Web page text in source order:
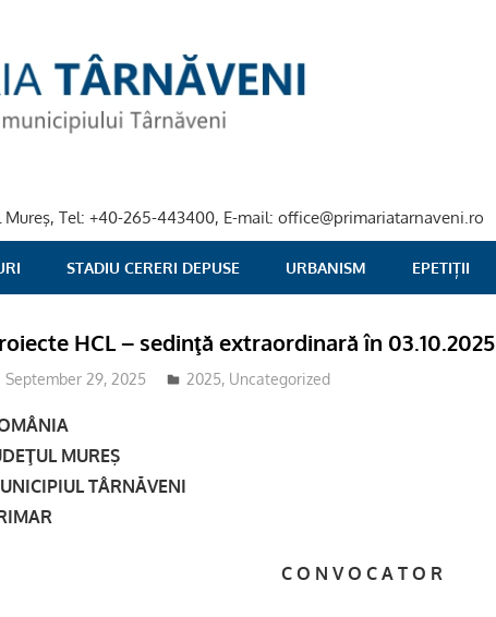
Tel: +40-265-443400, E-mail: office@primariatarnaveni.ro
STADIU CERERI DEPUSE URBANISM EPETIȚII
HCL – sedinţă extraordinară în 03.10.2025
September 29, 2025 adm-mmm
2025, Uncategorized
MUREŞ
TÂRNĂVENI
O N V O C A T O R